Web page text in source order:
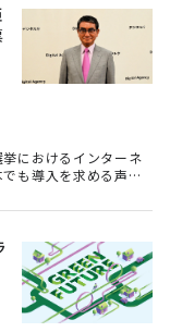
室効果ガス（GHG）
不公平是正を図るも
、英国が導入を決め
規制導入を受けて
ていない米国でも、
月、連邦下院に民
た。2023年8月に上
案されたものであ
月の大統領選と連邦
る。一方でCBAMにつ
）のルールとの整合
におけるインターネ
も導入を求める声が
ジタル化を」という
の課題やこれからの
、今後予定されてい